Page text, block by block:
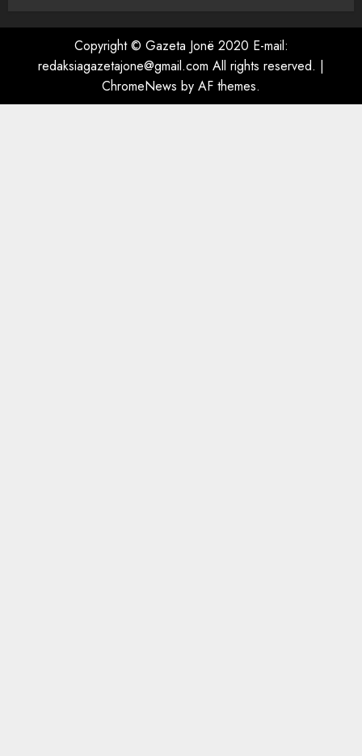
ngjau me Talo Çelën”,
dëshmia e Nuredin Dumanit
flet për PERSONAT që e
plagosën!
Copyright © Gazeta Jonë 2020 E-mail:
redaksiagazetajone@gmail.com All rights reserved. |
ChromeNews by AF themes.